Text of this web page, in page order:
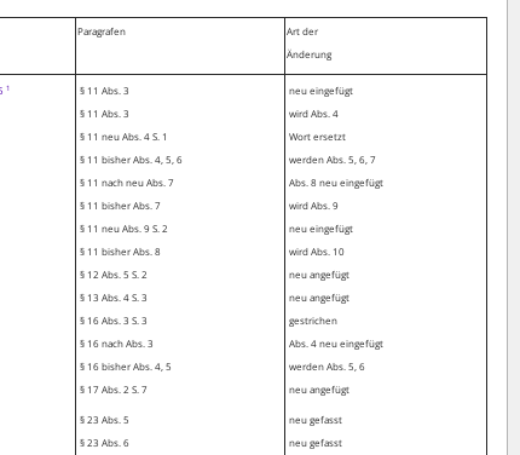
Paragrafen
Art der
Änderung
1
§ 11 Abs. 3
§ 11 Abs. 3
§ 11 neu Abs. 4 S. 1
§ 11 bisher Abs. 4, 5, 6
§ 11 nach neu Abs. 7
§ 11 bisher Abs. 7
§ 11 neu Abs. 9 S. 2
§ 11 bisher Abs. 8
§ 12 Abs. 5 S. 2
§ 13 Abs. 4 S. 3
§ 16 Abs. 3 S. 3
§ 16 nach Abs. 3
§ 16 bisher Abs. 4, 5
§ 17 Abs. 2 S. 7
neu eingefügt
wird Abs. 4
Wort ersetzt
werden Abs. 5, 6, 7
Abs. 8 neu eingefügt
wird Abs. 9
neu eingefügt
wird Abs. 10
neu angefügt
neu angefügt
gestrichen
Abs. 4 neu eingefügt
werden Abs. 5, 6
neu angefügt
§ 23 Abs. 5
§ 23 Abs. 6
neu gefasst
neu gefasst